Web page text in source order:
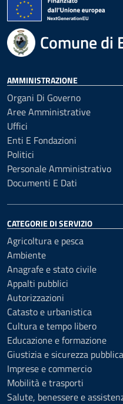
Comune di
AMMINISTRAZIONE
Organi Di Governo
Aree Amministrative
Uffici
Enti E Fondazioni
Politici
Personale Amministrativo
Documenti E Dati
CATEGORIE DI SERVIZIO
Agricoltura e pesca
Ambiente
Anagrafe e stato civile
Appalti pubblici
Autorizzazioni
Catasto e urbanistica
Cultura e tempo libero
Educazione e formazione
Giustizia e sicurezza pubblica
Imprese e commercio
Mobilità e trasporti
Salute, benessere e